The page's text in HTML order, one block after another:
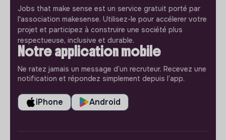
Jobs that make sense est un service gratuit porté par
l'association makesense. Utilisez-le pour accélerer votre
projet et participez à construire une société plus
respectueuse, inclusive et durable.
Notre application mobile
Ne ratez jamais un message d’un recruteur. Recevez une
notification et répondez simplement depuis l’app.
iPhone Android